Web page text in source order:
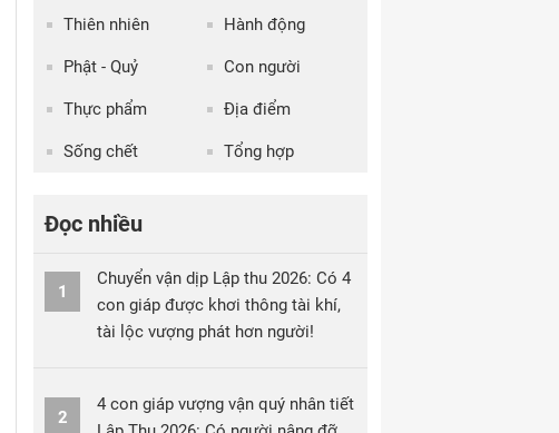
Thiên nhiên Hành động
Phật - Quỷ Con người
Thực phẩm Địa điểm
Sống chết Tổng hợp
Đọc nhiều
1
Chuyển vận dịp Lập thu 2026: Có 4
con giáp được khơi thông tài khí,
tài lộc vượng phát hơn người!
2
4 con giáp vượng vận quý nhân tiết